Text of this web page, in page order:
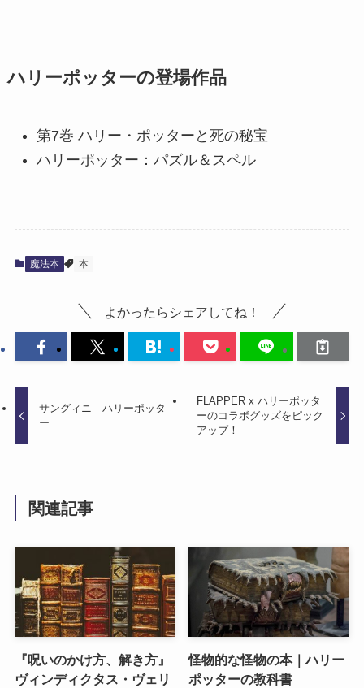
ハリーポッターの登場作品
第7巻 ハリー・ポッターと死の秘宝
ハリーポッター：パズル＆スペル
魔法本 本
よかったらシェアしてね！
サングィニ｜ハリーポッタ
ー
FLAPPER x ハリーポッタ
ーのコラボグッズをピック
アップ！
関連記事
『呪いのかけ方、解き方』
ヴィンディクタス・ヴェリ
怪物的な怪物の本｜ハリー
ポッターの教科書